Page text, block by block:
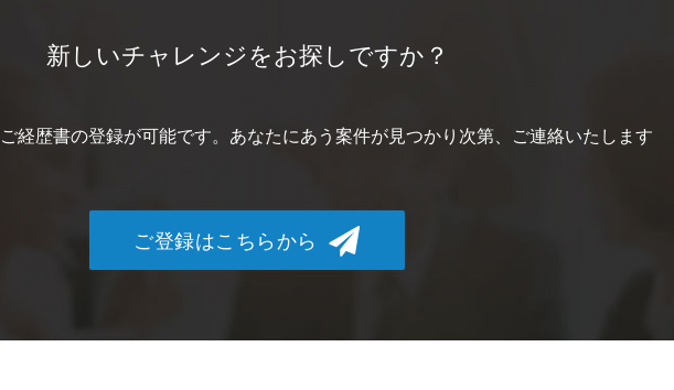
新しいチャレンジをお探しですか？
経歴書の登録が可能です。あなたにあう案件が見つかり次第、ご連絡いたします
ご登録はこちらから